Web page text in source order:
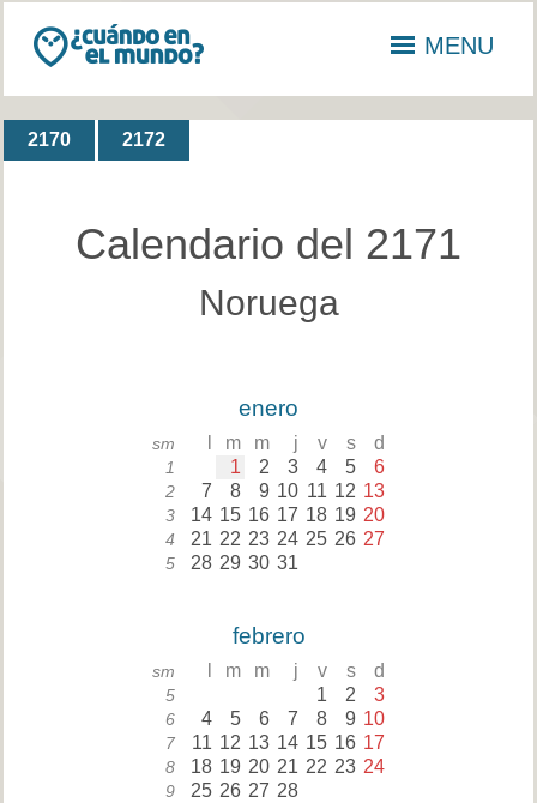
MENU
2170 2172
Calendario del 2171
Noruega
enero
sm m m j v s d
1 1 2 3 4 5 6
2 7 8 9 10 11 12 13
3 14 15 16 17 18 19 20
4 21 22 23 24 25 26 27
5 28 29 30 31
febrero
sm m m j v s d
5 1 2 3
6 4 5 6 7 8 9 10
7 11 12 13 14 15 16 17
8 18 19 20 21 22 23 24
9 25 26 27 28